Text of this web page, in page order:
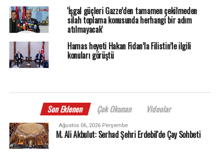
'İşgal güçleri Gazze’den tamamen çekilmeden
silah toplama konusunda herhangi bir adım
atılmayacak'
Hamas heyeti Hakan Fidan’la Filistin’le ilgili
konuları görüştü
Son Eklenen Çok Okunan Videolar
Ağustos 06, 2026 Perşembe
M. Ali Akbulut: Serhad Şehri Erdebil'de Çay Sohbeti